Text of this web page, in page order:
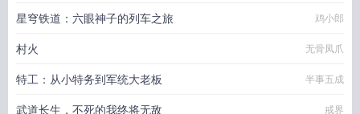
星穹铁道：六眼神子的列车之旅 鸡小郎
村火 无骨凤爪
特工：从小特务到军统大老板 半事五成
武道长生，不死的我终将无敌 戒界